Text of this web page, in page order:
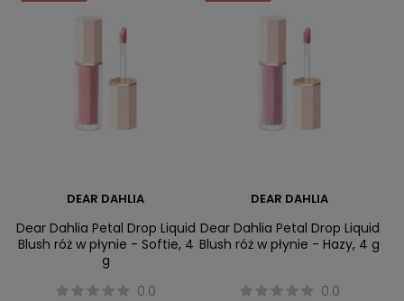
DEAR DAHLIA
Dear Dahlia Petal Drop Liquid
Blush róż w płynie - Softie, 4
g
0.0
DEAR DAHLIA
Dear Dahlia Petal Drop Liquid
Blush róż w płynie - Hazy, 4 g
0.0